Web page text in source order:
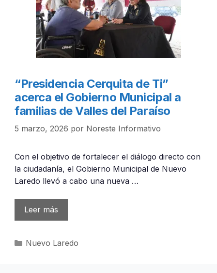
“Presidencia Cerquita de Ti”
acerca el Gobierno Municipal a
familias de Valles del Paraíso
5 marzo, 2026 por Noreste Informativo
Con el objetivo de fortalecer el diálogo directo con
la ciudadanía, el Gobierno Municipal de Nuevo
Laredo llevó a cabo una nueva …
Leer más
Categorías
Nuevo Laredo